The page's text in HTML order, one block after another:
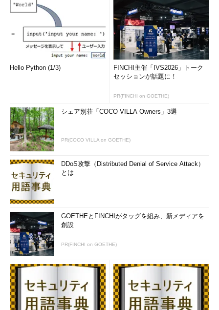
Hello Python (1/3)
FINCHI主催「IVS2026」トーク
セッションが話題に！
PR(FINCHI on GOETHE)
シェア別荘「COCO VILLA Owners」3選
PR(COCO VILLA on GOETHE)
DDoS攻撃（Distributed Denial of Service Attack）
とは
GOETHEとFINCHIがタッグを組み、新メディアを
創設
PR(FINCHI on GOETHE)